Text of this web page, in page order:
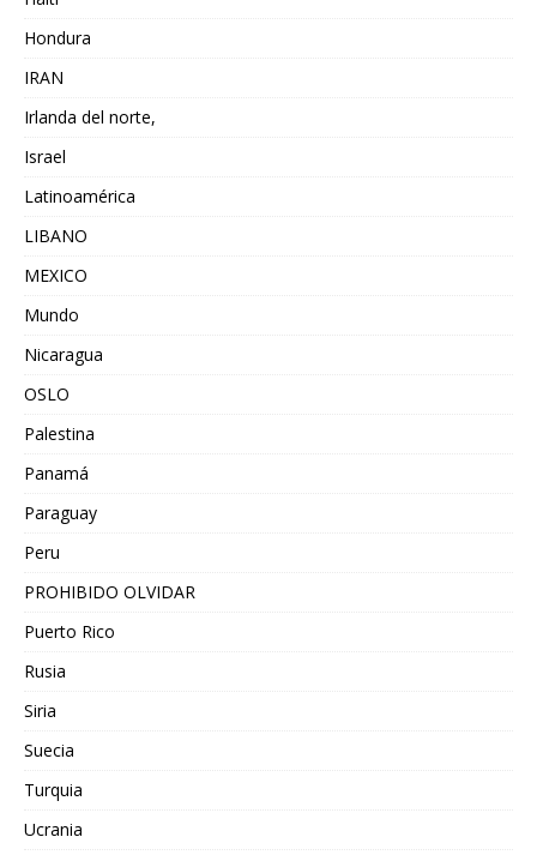
Hondura
IRAN
Irlanda del norte,
Israel
Latinoamérica
LIBANO
MEXICO
Mundo
Nicaragua
OSLO
Palestina
Panamá
Paraguay
Peru
PROHIBIDO OLVIDAR
Puerto Rico
Rusia
Siria
Suecia
Turquia
Ucrania